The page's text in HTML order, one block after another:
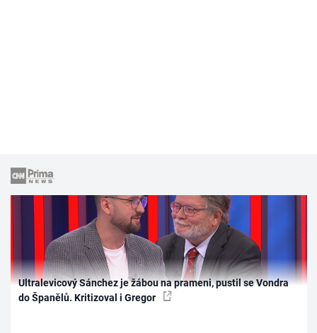
Ultralevicový Sánchez je žábou na prameni, pustil se Vondra
do Španělů. Kritizoval i Gregor